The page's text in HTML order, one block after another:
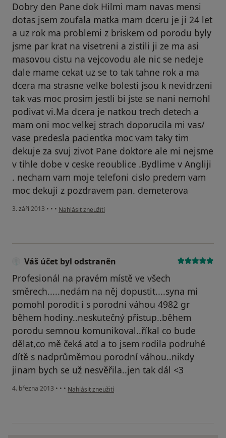
Dobry den Pane dok Hilmi mam navas mensi
dotas jsem zoufala matka mam dceru je ji 24 let
a uz rok ma problemi z briskem od porodu byly
jsme par krat na visetreni a zistili ji ze ma asi
masovou cistu na vejcovodu ale nic se nedeje
dale mame cekat uz se to tak tahne rok a ma
dcera ma strasne velke bolesti jsou k nevidrzeni
tak vas moc prosim jestli bi jste se nani nemohl
podivat vi.Ma dcera je natkou trech detech a
mam oni moc velkej strach doporucila mi vas/
vase predesla pacientka moc vam taky tim
dekuje za svuj zivot Pane doktore ale mi nejsme
v tihle dobe v ceske reoublice .Bydlime v Angliji
. necham vam moje telefoni cislo predem vam
moc dekuji z pozdravem pan. demeterova
3. září 2013 • • • podle názoru uživatele Váš účet byl odstraněn
Nahlásit zneužití
Váš účet byl odstraněn
Profesionál na pravém místě ve všech
směrech.....nedám na něj dopustit....syna mi
pomohl porodit i s porodní váhou 4982 gr
během hodiny..neskutečný přístup..během
porodu semnou komunikoval..říkal co bude
dělat,co mě čeká atd a to jsem rodila podruhé
dítě s nadprůměrnou porodní váhou..nikdy
jinam bych se už nesvěřila..jen tak dál <3
4. března 2013 • • • podle názoru uživatele Váš účet byl odstraněn
Nahlásit zneužití